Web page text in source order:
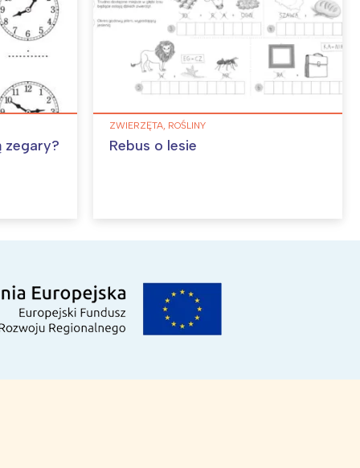
zegary?
ZWIERZĘTA, ROŚLINY
Rebus o lesie